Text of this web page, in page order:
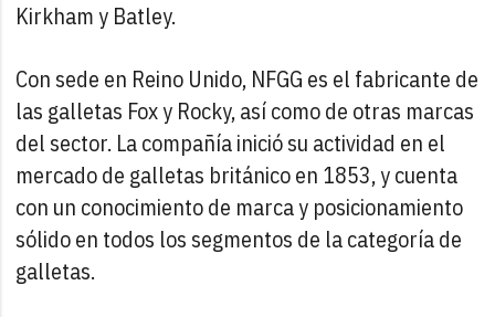
Kirkham y Batley.
Con sede en Reino Unido, NFGG es el fabricante de
las galletas Fox y Rocky, así como de otras marcas
del sector. La compañía inició su actividad en el
mercado de galletas británico en 1853, y cuenta
con un conocimiento de marca y posicionamiento
sólido en todos los segmentos de la categoría de
galletas.